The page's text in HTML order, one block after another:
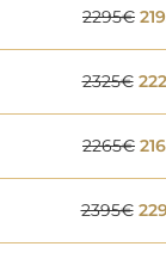
2295€
2325€
2265€
2395€